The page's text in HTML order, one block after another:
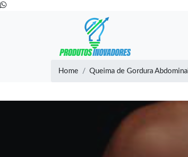
Home Queima de Gordura Abdominal